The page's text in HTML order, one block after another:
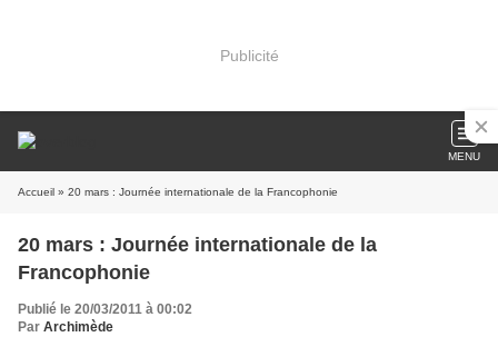
Publicité
MENU
Accueil » 20 mars : Journée internationale de la Francophonie
20 mars : Journée internationale de la
Francophonie
Publié le 20/03/2011 à 00:02
Par Archimède